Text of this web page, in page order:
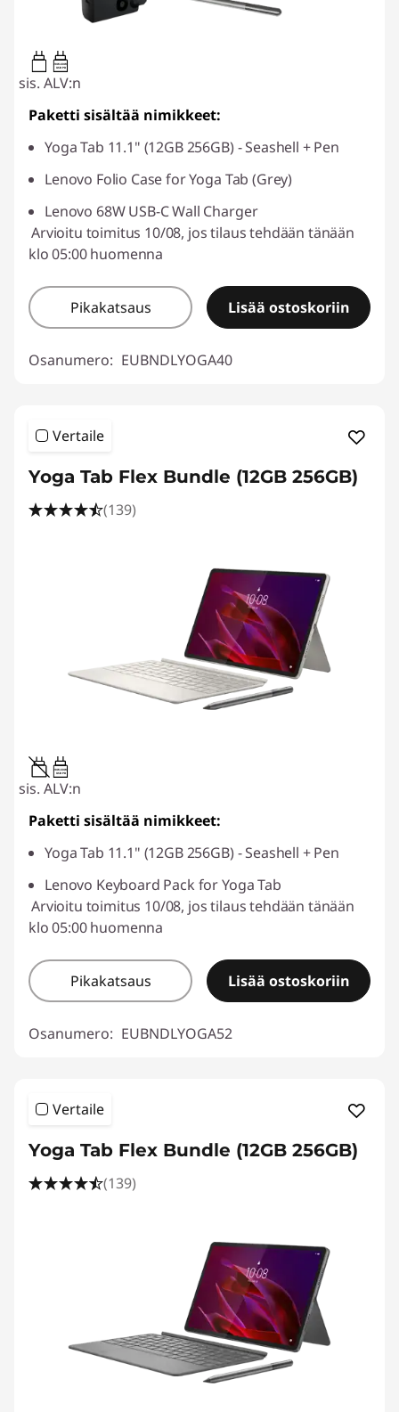
20W-60W
USB PD
sis. ALV:n
Paketti sisältää nimikkeet:
Yoga Tab 11.1" (12GB 256GB) - Seashell + Pen
Lenovo Folio Case for Yoga Tab (Grey)
Lenovo 68W USB-C Wall Charger
Arvioitu toimitus 10/08, jos tilaus tehdään tänään
klo 05:00 huomenna
Pikakatsaus Lisää ostoskoriin
Osanumero: EUBNDLYOGA40
Vertaile
Yoga Tab Flex Bundle (12GB 256GB)
(139)
20W-60W
USB PD
sis. ALV:n
Paketti sisältää nimikkeet:
Yoga Tab 11.1" (12GB 256GB) - Seashell + Pen
Lenovo Keyboard Pack for Yoga Tab
Arvioitu toimitus 10/08, jos tilaus tehdään tänään
klo 05:00 huomenna
Pikakatsaus Lisää ostoskoriin
Osanumero: EUBNDLYOGA52
Vertaile
Yoga Tab Flex Bundle (12GB 256GB)
(139)